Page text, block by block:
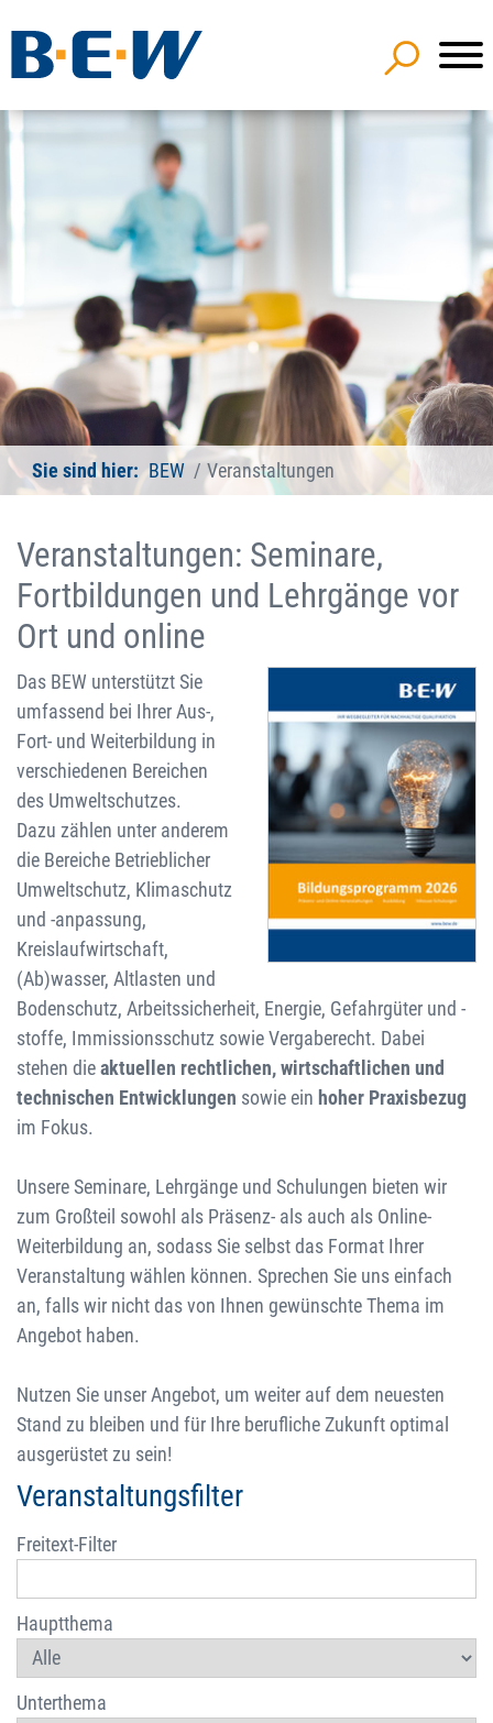
Sie sind hier: BEW Veranstaltungen
Veranstaltungen: Seminare,
Fortbildungen und Lehrgänge vor
Ort und online
Das BEW unterstützt Sie
umfassend bei Ihrer Aus-,
Fort- und Weiterbildung in
verschiedenen Bereichen
des Umweltschutzes.
Dazu zählen unter anderem
die Bereiche Betrieblicher
Umweltschutz, Klimaschutz
und -anpassung,
Kreislaufwirtschaft,
(Ab)wasser, Altlasten und
Bodenschutz, Arbeitssicherheit, Energie, Gefahrgüter und -
stoffe, Immissionsschutz sowie Vergaberecht. Dabei
stehen dieaktuellen rechtlichen, wirtschaftlichen und
technischen Entwicklungen sowie ein hoher Praxisbezug
im Fokus.
Unsere Seminare, Lehrgänge und Schulungen bieten wir
zum Großteil sowohl als Präsenz- als auch als Online-
Weiterbildung an, sodass Sie selbst das Format Ihrer
Veranstaltung wählen können. Sprechen Sie uns einfach
an, falls wir nicht das von Ihnen gewünschte Thema im
Angebot haben.
Nutzen Sie unser Angebot, um weiter auf dem neuesten
Stand zu bleiben und für Ihre berufliche Zukunft optimal
ausgerüstet zu sein!
Veranstaltungsfilter
Freitext-Filter
Hauptthema
Unterthema